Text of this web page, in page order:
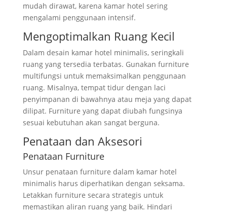
mudah dirawat, karena kamar hotel sering
mengalami penggunaan intensif.
Mengoptimalkan Ruang Kecil
Dalam desain kamar hotel minimalis, seringkali
ruang yang tersedia terbatas. Gunakan furniture
multifungsi untuk memaksimalkan penggunaan
ruang. Misalnya, tempat tidur dengan laci
penyimpanan di bawahnya atau meja yang dapat
dilipat. Furniture yang dapat diubah fungsinya
sesuai kebutuhan akan sangat berguna.
Penataan dan Aksesori
Penataan Furniture
Unsur penataan furniture dalam kamar hotel
minimalis harus diperhatikan dengan seksama.
Letakkan furniture secara strategis untuk
memastikan aliran ruang yang baik. Hindari